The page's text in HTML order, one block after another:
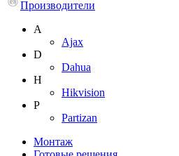
Производители
A
Ajax
D
Dahua
H
Hikvision
P
Partizan
Монтаж